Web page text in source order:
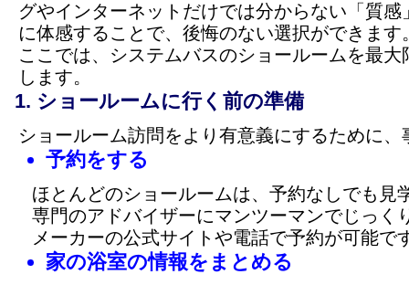
グやインターネットだけでは分からない「質
に体感することで、後悔のない選択ができます
ここでは、システムバスのショールームを最
します。
ショールームに行く前の準備
ショールーム訪問をより有意義にするために
予約をする
ほとんどのショールームは、予約なしでも見
専門のアドバイザーにマンツーマンでじっく
メーカーの公式サイトや電話で予約が可能で
家の浴室の情報をまとめる